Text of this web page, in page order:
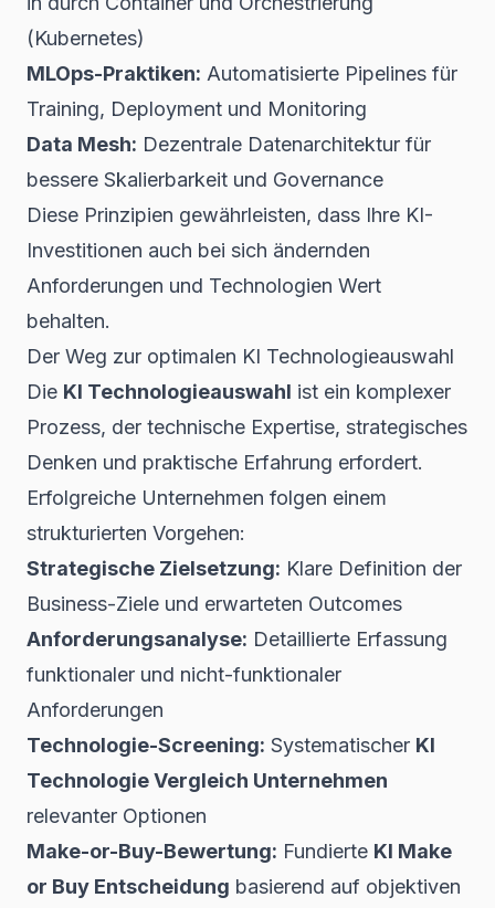
(Kubernetes)
MLOps-Praktiken: Automatisierte Pipelines für
Training, Deployment und Monitoring
Data Mesh: Dezentrale Datenarchitektur für
bessere Skalierbarkeit und Governance
Diese Prinzipien gewährleisten, dass Ihre KI-
Investitionen auch bei sich ändernden
Anforderungen und Technologien Wert
behalten.
Der Weg zur optimalen KI Technologieauswahl
Die KI Technologieauswahl ist ein komplexer
Prozess, der technische Expertise, strategisches
Denken und praktische Erfahrung erfordert.
Erfolgreiche Unternehmen folgen einem
strukturierten Vorgehen:
Strategische Zielsetzung: Klare Definition der
Business-Ziele und erwarteten Outcomes
Anforderungsanalyse: Detaillierte Erfassung
funktionaler und nicht-funktionaler
Anforderungen
Technologie-Screening: Systematischer KI
Technologie Vergleich Unternehmen
relevanter Optionen
Make-or-Buy-Bewertung: Fundierte KI Make
or Buy Entscheidung basierend auf objektiven